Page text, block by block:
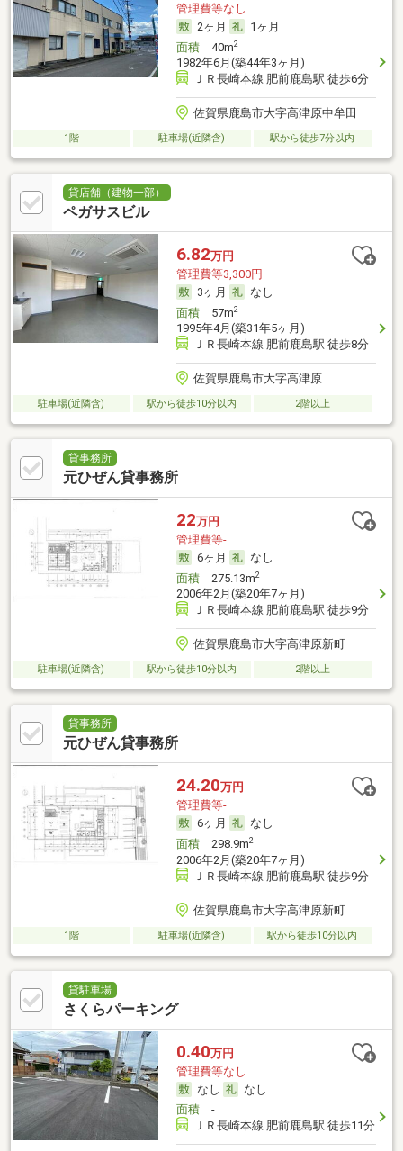
管理費等なし
2ヶ月
1ヶ月
面積40m2
1982年6月(築44年3ヶ月)
ＪＲ長崎本線 肥前鹿島駅 徒歩6分
佐賀県鹿島市大字高津原中牟田
1階 駐車場(近隣含) 駅から徒歩7分以内
貸店舗（建物一部）
ペガサスビル
6.82万円
管理費等3,300円
3ヶ月
なし
面積57m2
1995年4月(築31年5ヶ月)
ＪＲ長崎本線 肥前鹿島駅 徒歩8分
佐賀県鹿島市大字高津原
駐車場(近隣含) 駅から徒歩10分以内 2階以上
貸事務所
元ひぜん貸事務所
22万円
管理費等-
6ヶ月
なし
面積275.13m2
2006年2月(築20年7ヶ月)
ＪＲ長崎本線 肥前鹿島駅 徒歩9分
佐賀県鹿島市大字高津原新町
駐車場(近隣含) 駅から徒歩10分以内 2階以上
貸事務所
元ひぜん貸事務所
24.20万円
管理費等-
6ヶ月
なし
面積298.9m2
2006年2月(築20年7ヶ月)
ＪＲ長崎本線 肥前鹿島駅 徒歩9分
佐賀県鹿島市大字高津原新町
1階 駐車場(近隣含) 駅から徒歩10分以内
貸駐車場
さくらパーキング
0.40万円
管理費等なし
なし
なし
面積-
ＪＲ長崎本線 肥前鹿島駅 徒歩11分